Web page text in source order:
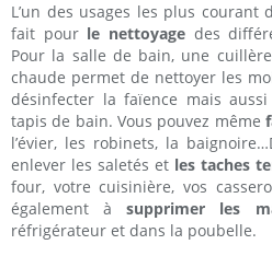
L’un des usages les plus courant
fait pour le nettoyage des
Pour la salle de bain, une
chaude permet de nettoyer les
désinfecter la faïence mais
tapis de bain. Vous pouvez même
l’évier, les robinets, la
enlever les saletés et les taches
four, votre cuisinière, vos
également àsupprimer les
réfrigérateur et dans la poubelle.